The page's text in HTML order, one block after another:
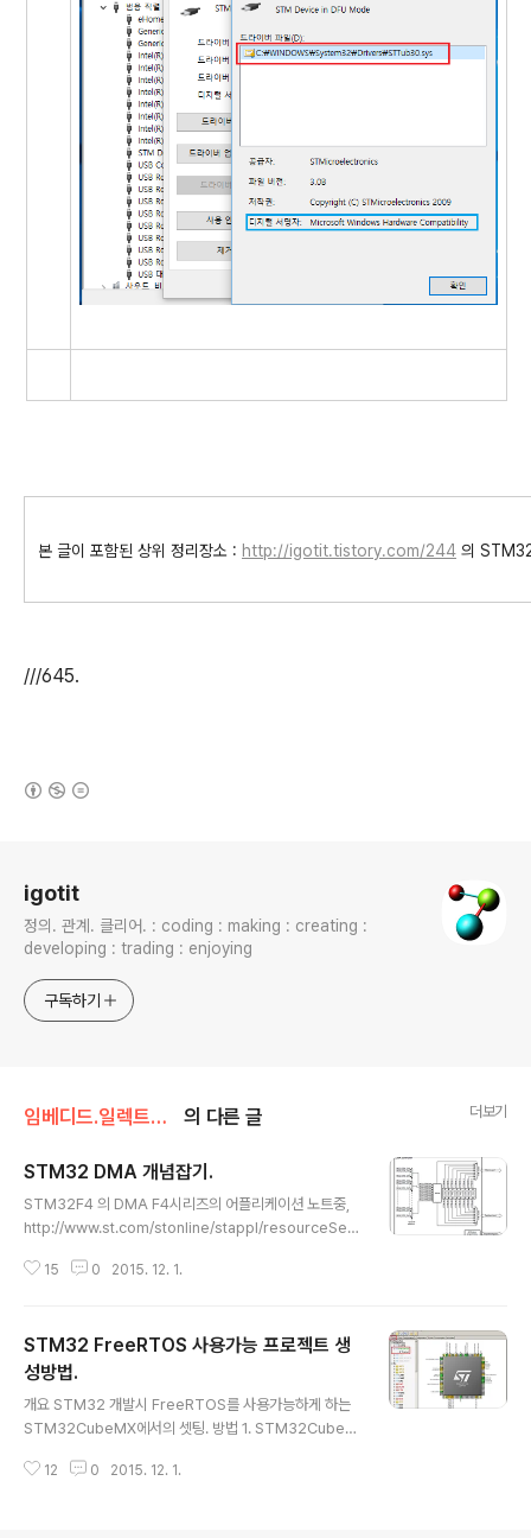
본 글이 포함된 상위 정리장소 : http://igotit.tistory.com/244 의
///645.
igotit
정의. 관계. 클리어. : coding : making : creating :
developing : trading : enjoying
구독하기
임베디드.일렉트로닉스/STM32 의 다른 글 더보기
STM32 DMA 개념잡기.
STM32F4 의 DMA F4시리즈의 어플리케이션 노트중,
http://www.st.com/stonline/stappl/resourceSele
=application_note&SeriesID=1577 1. DMA -> htt
노트라기 보다는 상세설명)2. STM32CubeMX로 제공
되는 DMA 라이브러리의 설명문 : http://www.st.com/
st-web-ui/static/active/en/resource/technical/d
ocument/user_manual/DM00105879..
15 0 2015. 12. 1.
STM32 FreeRTOS 사용가능 프로젝트 생
성방법.
개요 STM32 개발시 FreeRTOS를 사용가능하게 하는
STM32CubeMX에서의 셋팅. 방법 1. STM32CubeM
프로젝트 생성한다 2. Pinout탭에서 FreeRTOS 선택한
12 0 2015. 12. 1.